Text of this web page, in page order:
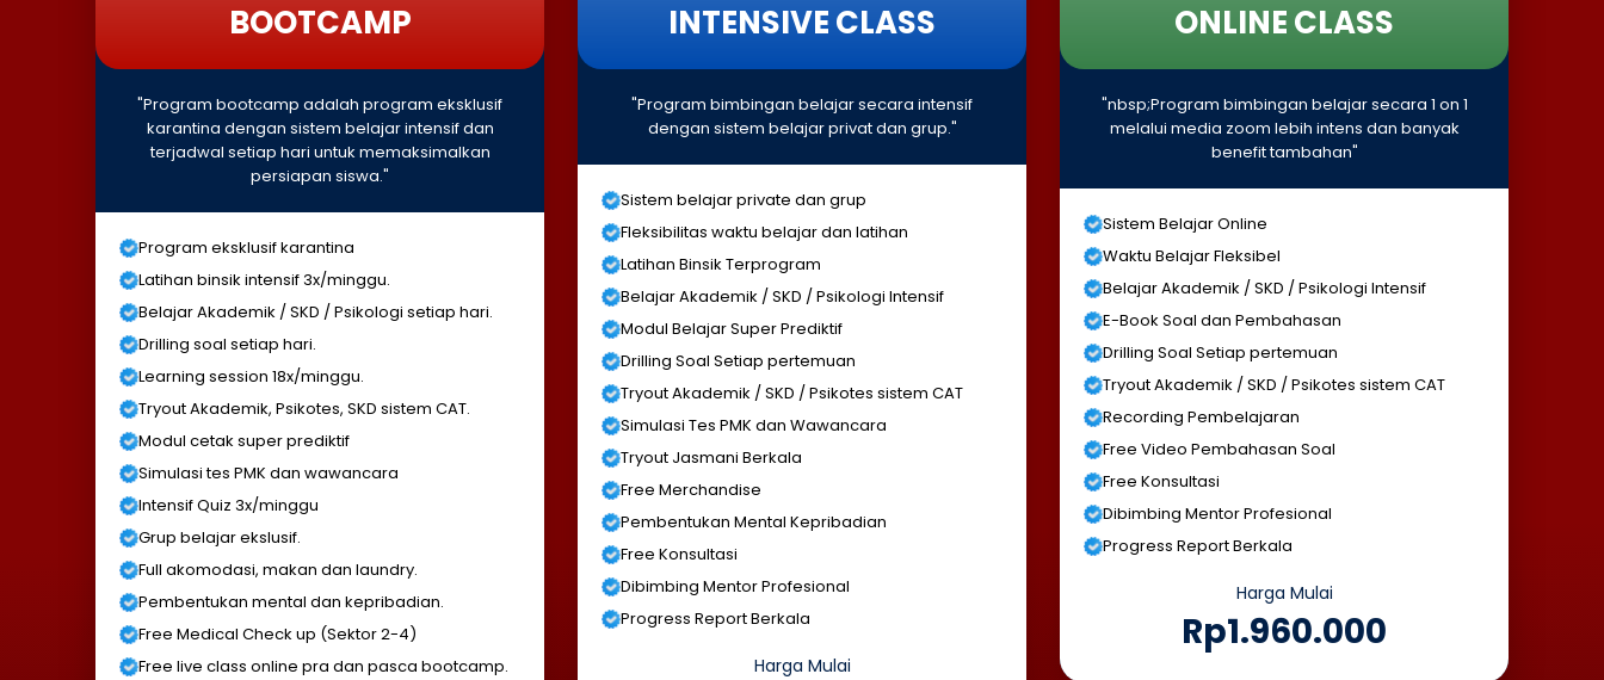
BOOTCAMP
"Program bootcamp adalah program eksklusif
karantina dengan sistem belajar intensif dan
terjadwal setiap hari untuk memaksimalkan
persiapan siswa."
Program eksklusif karantina
Latihan binsik intensif 3x/minggu.
Belajar Akademik / SKD / Psikologi setiap hari.
Drilling soal setiap hari.
Learning session 18x/minggu.
Tryout Akademik, Psikotes, SKD sistem CAT.
Modul cetak super prediktif
Simulasi tes PMK dan wawancara
Intensif Quiz 3x/minggu
Grup belajar ekslusif.
Full akomodasi, makan dan laundry.
Pembentukan mental dan kepribadian.
Free Medical Check up (Sektor 2-4)
Free live class online pra dan pasca bootcamp.
INTENSIVE CLASS
"Program bimbingan belajar secara intensif
dengan sistem belajar privat dan grup."
Sistem belajar private dan grup
Fleksibilitas waktu belajar dan latihan
Latihan Binsik Terprogram
Belajar Akademik / SKD / Psikologi Intensif
Modul Belajar Super Prediktif
Drilling Soal Setiap pertemuan
Tryout Akademik / SKD / Psikotes sistem CAT
Simulasi Tes PMK dan Wawancara
Tryout Jasmani Berkala
Free Merchandise
Pembentukan Mental Kepribadian
Free Konsultasi
Dibimbing Mentor Profesional
Progress Report Berkala
Harga Mulai
ONLINE CLASS
"nbsp;Program bimbingan belajar secara 1 on 1
melalui media zoom lebih intens dan banyak
benefit tambahan"
Sistem Belajar Online
Waktu Belajar Fleksibel
Belajar Akademik / SKD / Psikologi Intensif
E-Book Soal dan Pembahasan
Drilling Soal Setiap pertemuan
Tryout Akademik / SKD / Psikotes sistem CAT
Recording Pembelajaran
Free Video Pembahasan Soal
Free Konsultasi
Dibimbing Mentor Profesional
Progress Report Berkala
Harga Mulai
Rp1.960.000